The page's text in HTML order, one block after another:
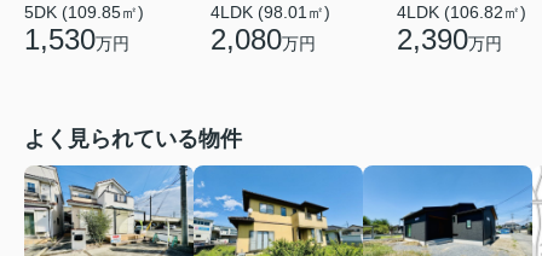
5DK (109.85㎡)
1,530万円
4LDK (98.01㎡)
2,080万円
4LDK (106.82㎡)
2,390万円
よく見られている物件